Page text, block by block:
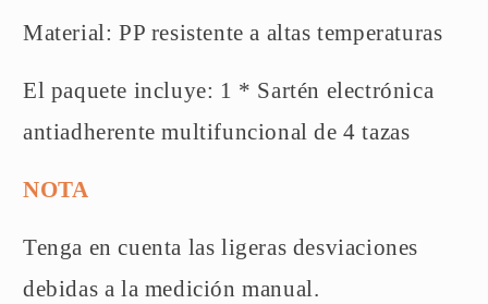
Material: PP resistente a altas temperaturas
El paquete incluye: 1 * Sartén electrónica
antiadherente multifuncional de 4 tazas
NOTA
Tenga en cuenta las ligeras desviaciones
debidas a la medición manual.